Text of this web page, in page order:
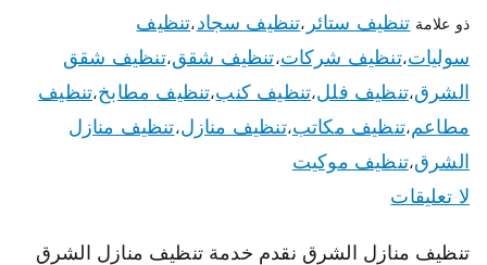
ذو علامة تنظيف ستائر ،تنظيف سجاد،تنظيف
سوليات،تنظيف شركات،تنظيف شقق،تنظيف شقق
الشرق،تنظيف فلل،تنظيف كنب،تنظيف مطابخ،تنظيف
مطاعم،تنظيف مكاتب،تنظيف منازل،تنظيف منازل
الشرق،تنظيف موكيت
لا تعليقات
تنظيف منازل الشرق نقدم خدمة تنظيف منازل الشرق